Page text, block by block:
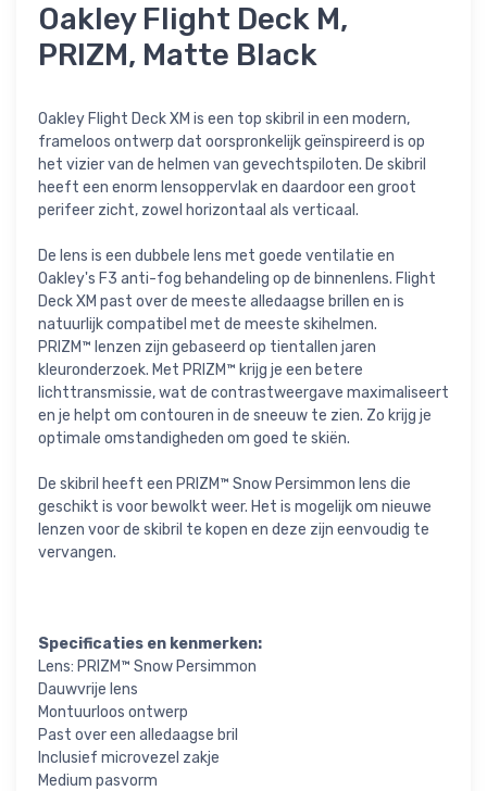
Oakley Flight Deck M,
PRIZM, Matte Black
Oakley Flight Deck XM is een top skibril in een modern,
frameloos ontwerp dat oorspronkelijk geïnspireerd is op
het vizier van de helmen van gevechtspiloten. De skibril
heeft een enorm lensoppervlak en daardoor een groot
perifeer zicht, zowel horizontaal als verticaal.
De lens is een dubbele lens met goede ventilatie en
Oakley's F3 anti-fog behandeling op de binnenlens. Flight
Deck XM past over de meeste alledaagse brillen en is
natuurlijk compatibel met de meeste skihelmen.
PRIZM™ lenzen zijn gebaseerd op tientallen jaren
kleuronderzoek. Met PRIZM™ krijg je een betere
lichttransmissie, wat de contrastweergave maximaliseert
en je helpt om contouren in de sneeuw te zien. Zo krijg je
optimale omstandigheden om goed te skiën.
De skibril heeft een PRIZM™ Snow Persimmon lens die
geschikt is voor bewolkt weer. Het is mogelijk om nieuwe
lenzen voor de skibril te kopen en deze zijn eenvoudig te
vervangen.
Specificaties en kenmerken:
Lens: PRIZM™ Snow Persimmon
Dauwvrije lens
Montuurloos ontwerp
Past over een alledaagse bril
Inclusief microvezel zakje
Medium pasvorm